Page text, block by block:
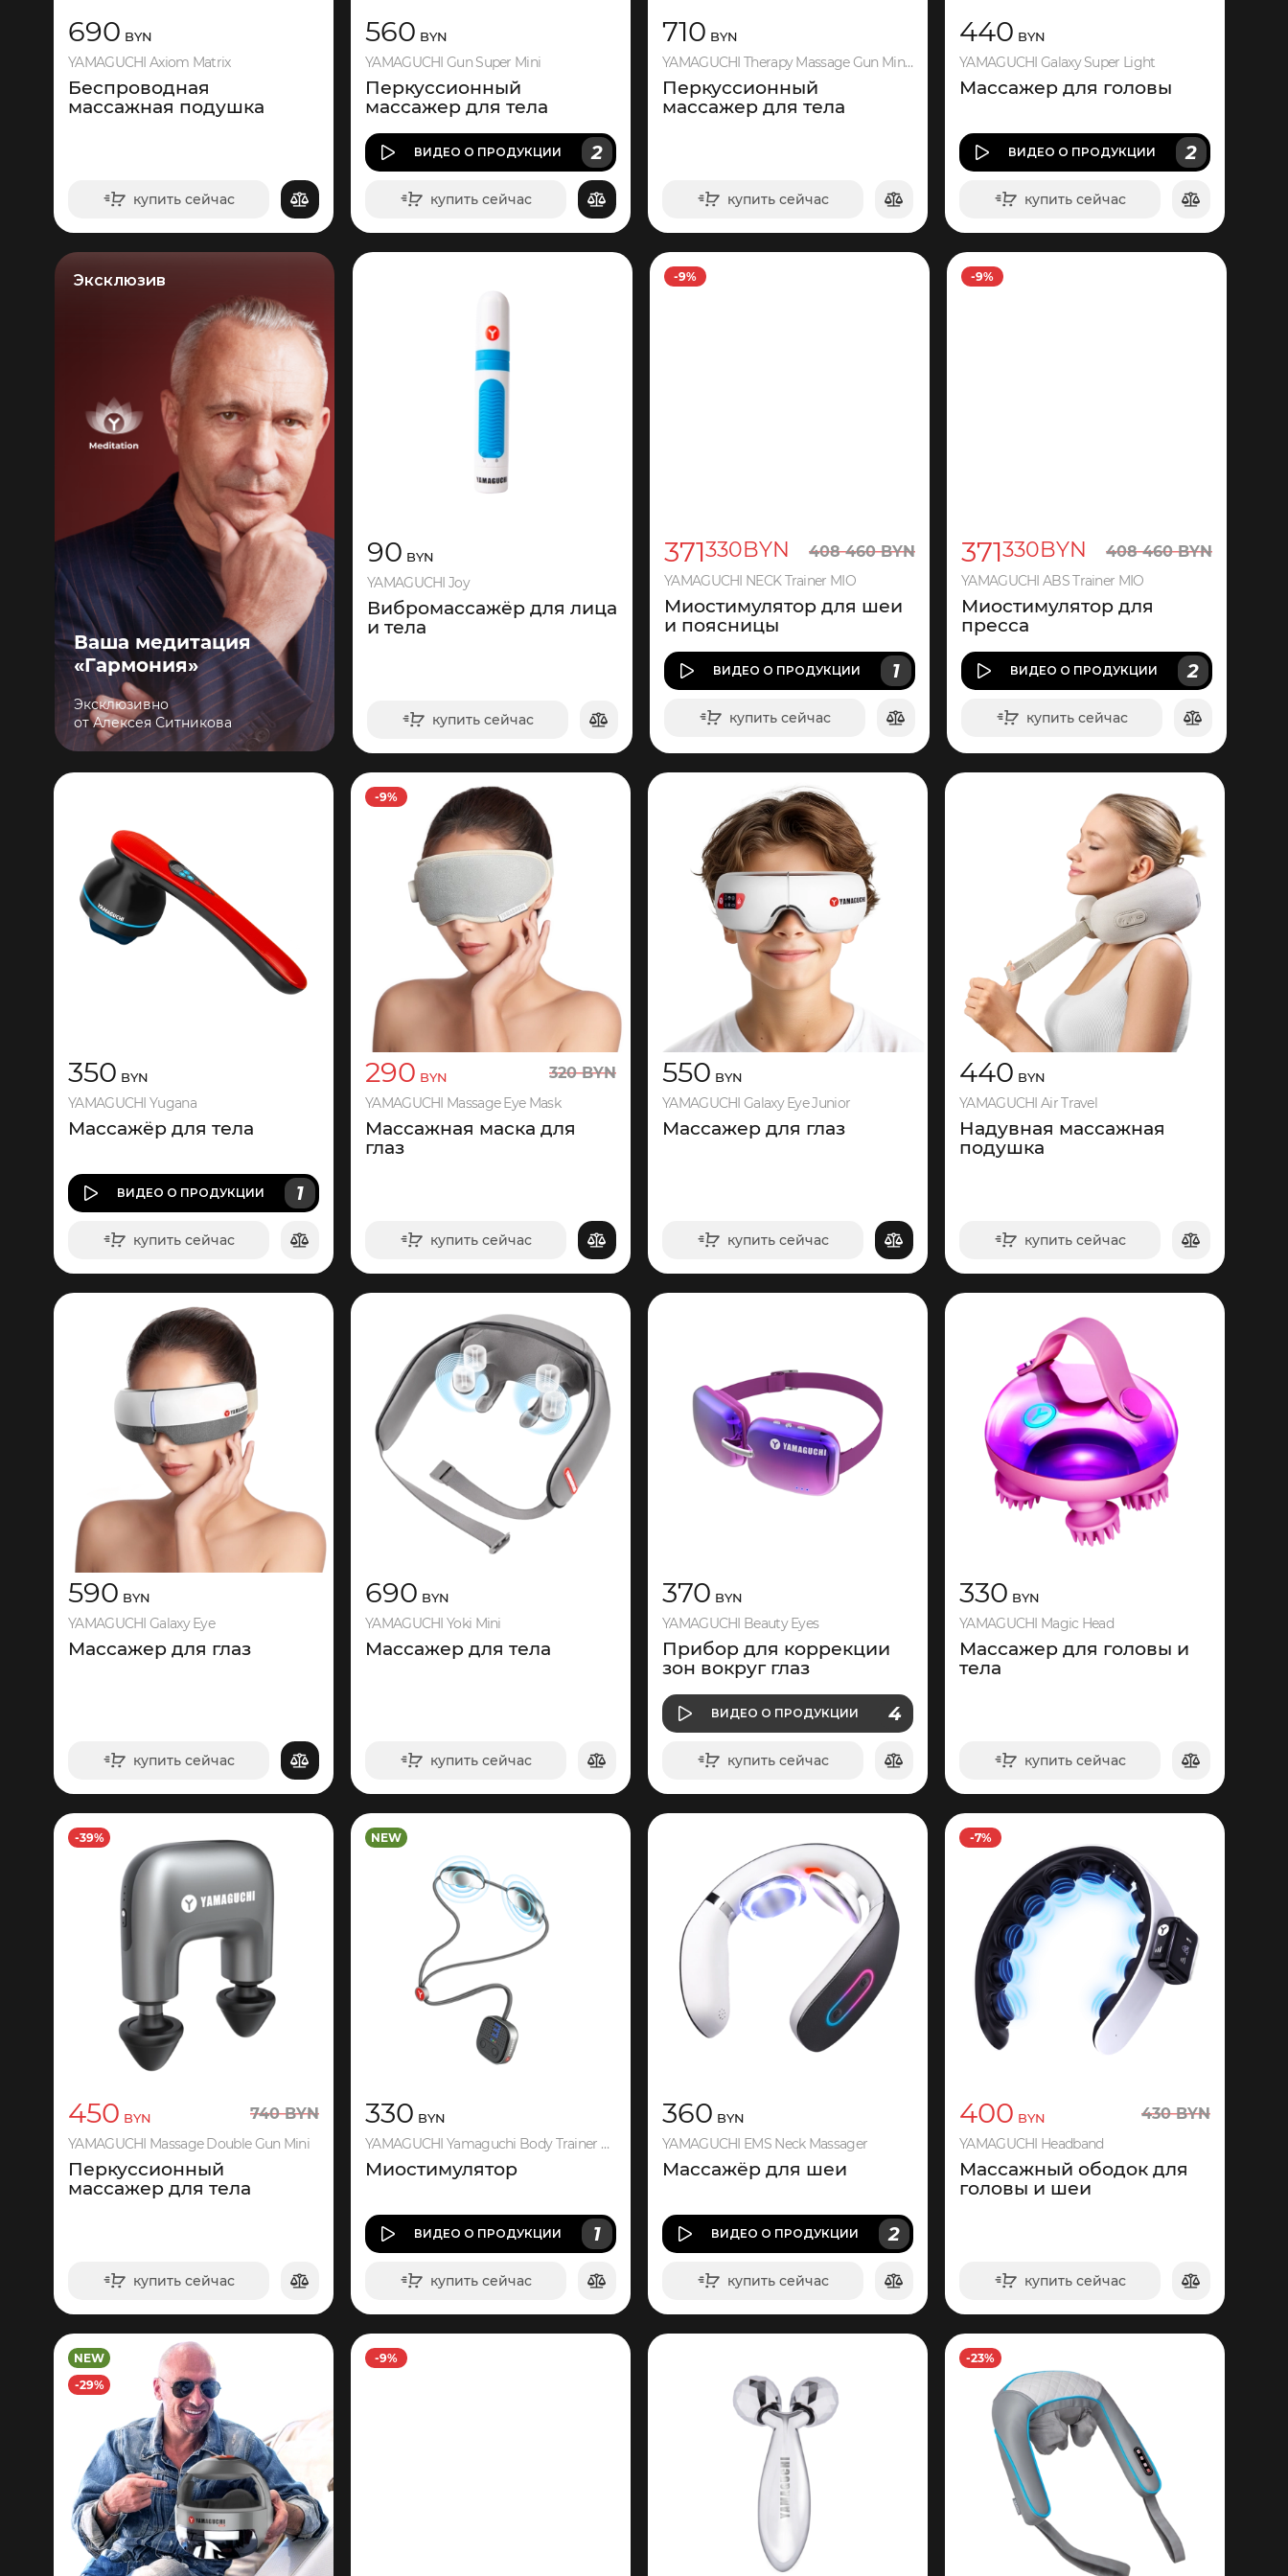
690 BYN
YAMAGUCHI Axiom Matrix
Беспроводная
массажная подушка
купить сейчас
в корзину
560 BYN
YAMAGUCHI Gun Super Mini
Перкуссионный
массажер для тела
ВИДЕО О ПРОДУКЦИИ 2
купить сейчас
в корзину
710 BYN
YAMAGUCHI Therapy Massage Gun Mini 2
Перкуссионный
массажер для тела
купить сейчас
в корзину
440 BYN
YAMAGUCHI Galaxy Super Light
Массажер для головы
ВИДЕО О ПРОДУКЦИИ 2
купить сейчас
в корзину
Эксклюзив
Ваша медитация
«Гармония»
Эксклюзивно
от Алексея Ситникова
90 BYN
YAMAGUCHI Joy
Вибромассажёр для лица
и тела
купить сейчас
в корзину
-9%
371330BYN 408 460BYN
YAMAGUCHI NECK Trainer MIO
Миостимулятор для шеи
и поясницы
ВИДЕО О ПРОДУКЦИИ 1
купить сейчас
в корзину
-9%
371330BYN 408 460BYN
YAMAGUCHI ABS Trainer MIO
Миостимулятор для
пресса
ВИДЕО О ПРОДУКЦИИ 2
купить сейчас
в корзину
350 BYN
YAMAGUCHI Yugana
Массажёр для тела
ВИДЕО О ПРОДУКЦИИ 1
купить сейчас
в корзину
-9%
290 BYN 320BYN
YAMAGUCHI Massage Eye Mask
Массажная маска для
глаз
купить сейчас
в корзину
550 BYN
YAMAGUCHI Galaxy Eye Junior
Массажер для глаз
купить сейчас
в корзину
440 BYN
YAMAGUCHI Air Travel
Надувная массажная
подушка
купить сейчас
в корзину
590 BYN
YAMAGUCHI Galaxy Eye
Массажер для глаз
купить сейчас
в корзину
690 BYN
YAMAGUCHI Yoki Mini
Массажер для тела
купить сейчас
в корзину
370 BYN
YAMAGUCHI Beauty Eyes
Прибор для коррекции
зон вокруг глаз
ВИДЕО О ПРОДУКЦИИ
ВИДЕО
О ПРОДУКЦИИ 4
купить сейчас
в корзину
330 BYN
YAMAGUCHI Magic Head
Массажер для головы и
тела
купить сейчас
в корзину
-39%
450 BYN 740BYN
YAMAGUCHI Massage Double Gun Mini
Перкуссионный
массажер для тела
купить сейчас
в корзину
NEW
330 BYN
YAMAGUCHI Yamaguchi Body Trainer MIO
Миостимулятор
ВИДЕО О ПРОДУКЦИИ 1
купить сейчас
в корзину
360 BYN
YAMAGUCHI EMS Neck Massager
Массажёр для шеи
ВИДЕО О ПРОДУКЦИИ 2
купить сейчас
в корзину
-7%
400 BYN 430BYN
YAMAGUCHI Headband
Массажный ободок для
головы и шеи
купить сейчас
в корзину
NEW
-29%
-9% -23%